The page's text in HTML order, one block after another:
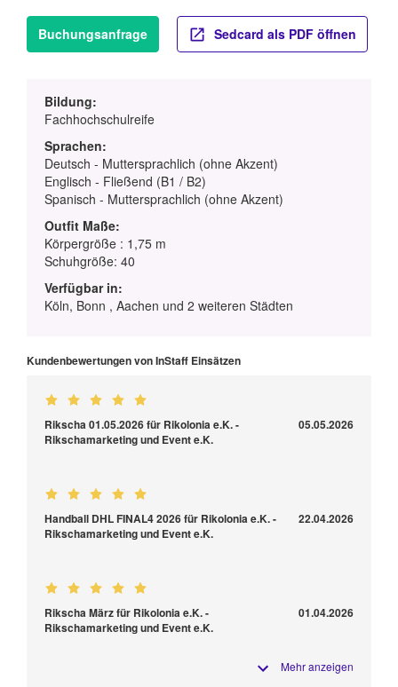
Buchungsanfrage Sedcard als PDF öffnen
Bildung:
Fachhochschulreife
Sprachen:
Deutsch - Muttersprachlich (ohne Akzent)
Englisch - Fließend (B1 / B2)
Spanisch - Muttersprachlich (ohne Akzent)
Outfit Maße:
Körpergröße : 1,75 m
Schuhgröße: 40
Verfügbar in:
Köln, Bonn , Aachen und 2 weiteren Städten
Kundenbewertungen von InStaff Einsätzen
Rikscha 01.05.2026 für Rikolonia e.K. -
Rikschamarketing und Event e.K.
05.05.2026
Handball DHL FINAL4 2026 für Rikolonia e.K. -
Rikschamarketing und Event e.K.
22.04.2026
Rikscha März für Rikolonia e.K. -
Rikschamarketing und Event e.K.
01.04.2026
Mehr anzeigen